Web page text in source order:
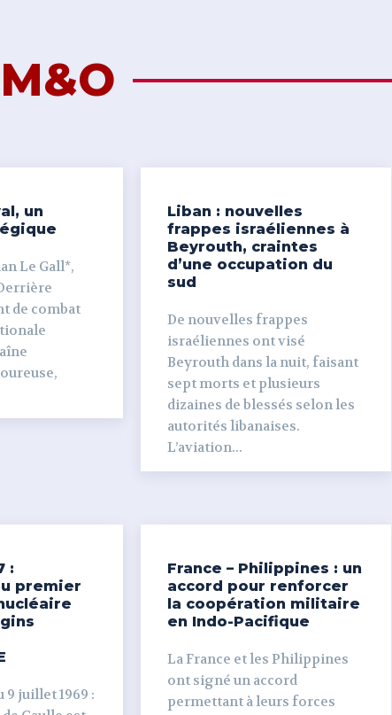
un
Le Gall*,
de combat
Liban : nouvelles
frappes israéliennes à
Beyrouth, craintes
d’une occupation du
sud
De nouvelles frappes
israéliennes ont visé
Beyrouth dans la nuit, faisant
sept morts et plusieurs
dizaines de blessés selon les
autorités libanaises.
L’aviation...
:
premier
9 juillet 1969 :
France – Philippines : un
accord pour renforcer
la coopération militaire
en Indo-Pacifique
La France et les Philippines
ont signé un accord
permettant à leurs forces